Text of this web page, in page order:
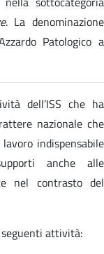
. La denominazione
Patologico a
dell’ISS che ha
nazionale che
indispensabile
anche alle
nel contrasto del
seguenti attività: